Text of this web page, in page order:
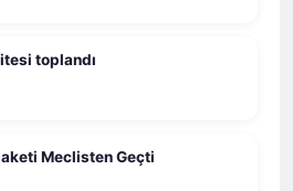
toplandı
Meclisten Geçti